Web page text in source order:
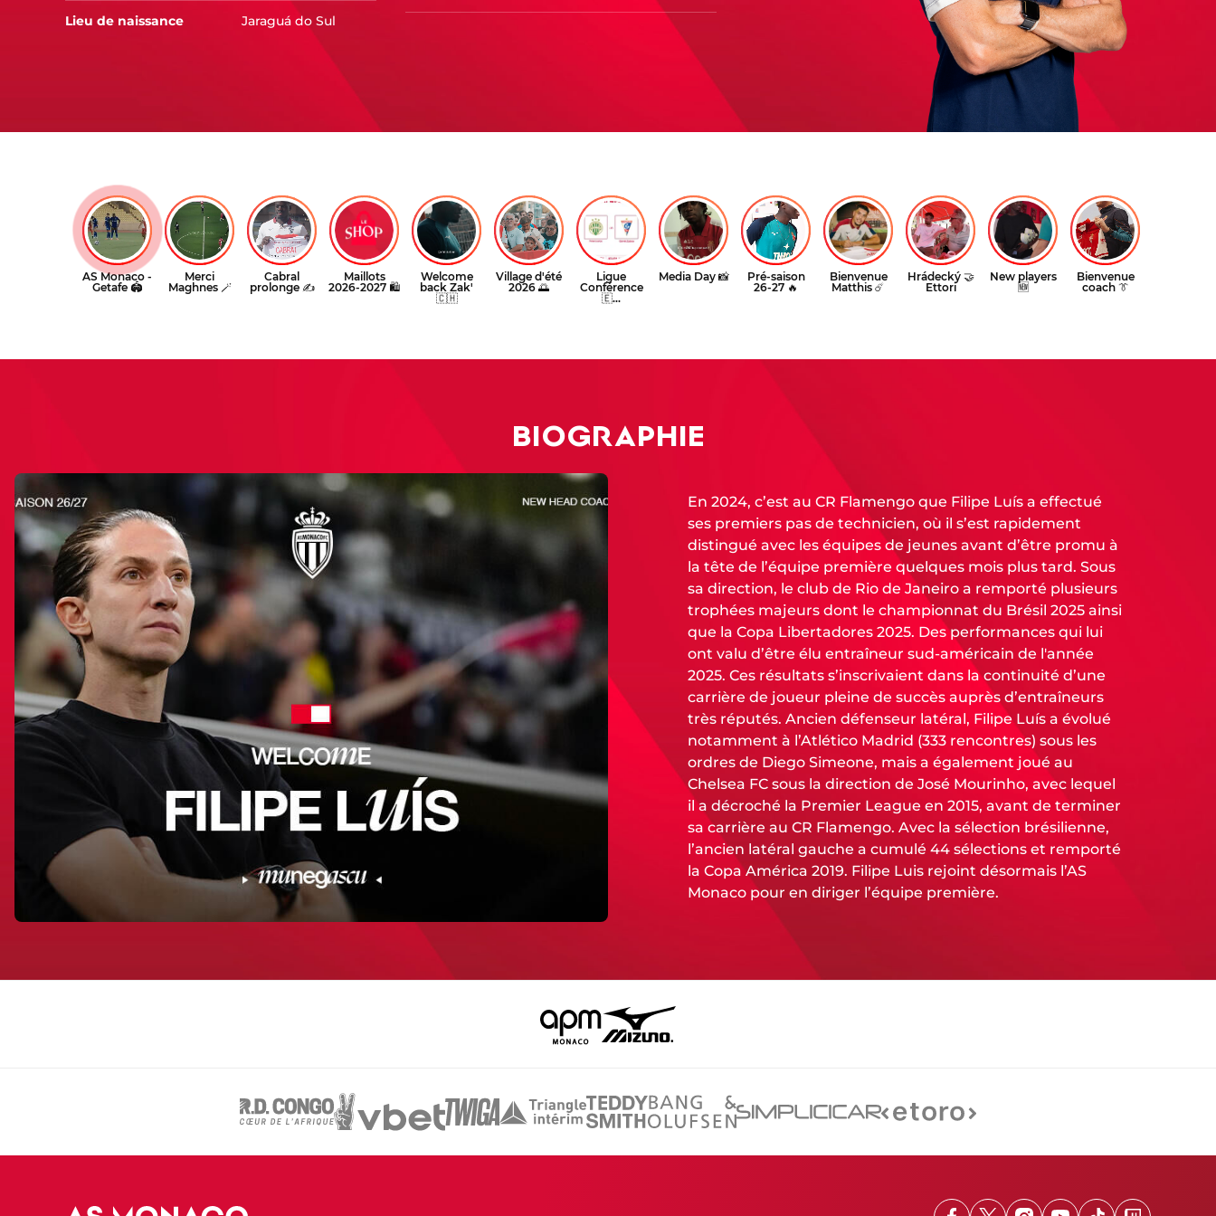
Lieu de naissance Jaraguá do Sul
BIOGRAPHIE
En 2024, c’est au CR Flamengo que Filipe Luís a effectué
ses premiers pas de technicien, où il s’est rapidement
distingué avec les équipes de jeunes avant d’être promu à
la tête de l’équipe première quelques mois plus tard. Sous
sa direction, le club de Rio de Janeiro a remporté plusieurs
trophées majeurs dont le championnat du Brésil 2025 ainsi
que la Copa Libertadores 2025. Des performances qui lui
ont valu d’être élu entraîneur sud-américain de l'année
2025. Ces résultats s’inscrivaient dans la continuité d’une
carrière de joueur pleine de succès auprès d’entraîneurs
très réputés. Ancien défenseur latéral, Filipe Luís a évolué
notamment à l’Atlético Madrid (333 rencontres) sous les
ordres de Diego Simeone, mais a également joué au
Chelsea FC sous la direction de José Mourinho, avec lequel
il a décroché la Premier League en 2015, avant de terminer
sa carrière au CR Flamengo. Avec la sélection brésilienne,
l’ancien latéral gauche a cumulé 44 sélections et remporté
la Copa América 2019. Filipe Luis rejoint désormais l’AS
Monaco pour en diriger l’équipe première.